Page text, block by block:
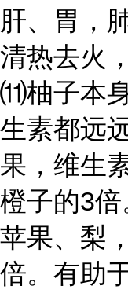
肝、胃，
清热去火
⑾柚子本
生素都远
果，维生
橙子的3
苹果、梨
倍。有助